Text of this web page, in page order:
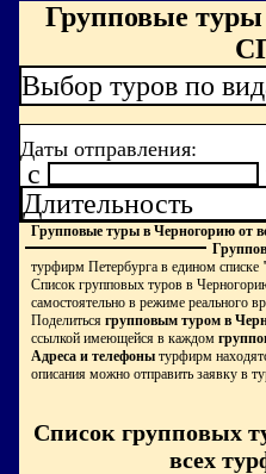
Групповые
Выбор туров по
Даты отправления:
c
Длительность
Групповые туры в Черногорию от
турфирм Петербурга в едином списке
Список групповых туров в
самостоятельно в режиме реального
Поделиться групповым туром в
ссылкой имеющейся в каждом
Адреса и телефоны турфирм
описания можно отправить заявку в
Список групповых
всех